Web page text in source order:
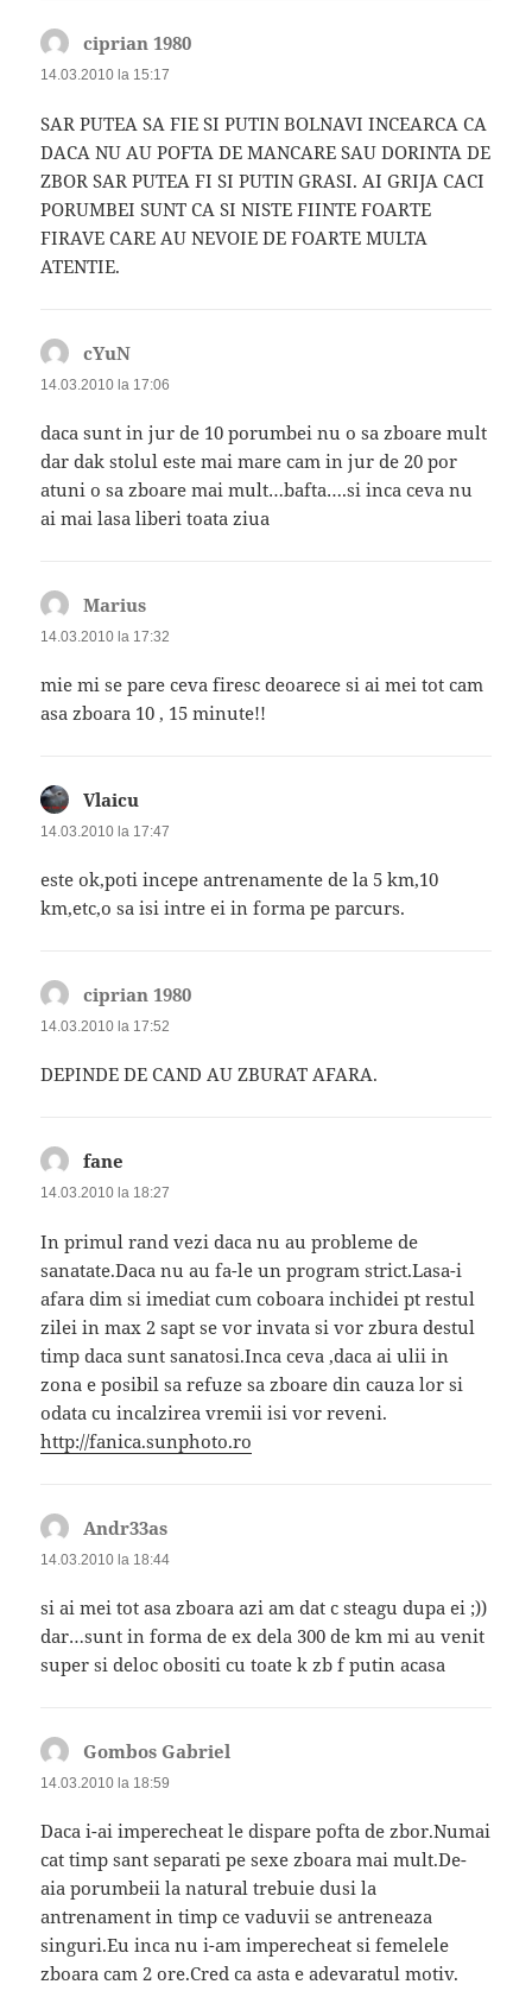
ciprian 1980
14.03.2010 la 15:17
SAR PUTEA SA FIE SI PUTIN BOLNAVI INCEARCA CA
DACA NU AU POFTA DE MANCARE SAU DORINTA DE
ZBOR SAR PUTEA FI SI PUTIN GRASI. AI GRIJA CACI
PORUMBEI SUNT CA SI NISTE FIINTE FOARTE
FIRAVE CARE AU NEVOIE DE FOARTE MULTA
ATENTIE.
cYuN
14.03.2010 la 17:06
daca sunt in jur de 10 porumbei nu o sa zboare mult
dar dak stolul este mai mare cam in jur de 20 por
atuni o sa zboare mai mult…bafta….si inca ceva nu
ai mai lasa liberi toata ziua
Marius
14.03.2010 la 17:32
mie mi se pare ceva firesc deoarece si ai mei tot cam
asa zboara 10 , 15 minute!!
Vlaicu
14.03.2010 la 17:47
este ok,poti incepe antrenamente de la 5 km,10
km,etc,o sa isi intre ei in forma pe parcurs.
ciprian 1980
14.03.2010 la 17:52
DEPINDE DE CAND AU ZBURAT AFARA.
fane
14.03.2010 la 18:27
In primul rand vezi daca nu au probleme de
sanatate.Daca nu au fa-le un program strict.Lasa-i
afara dim si imediat cum coboara inchidei pt restul
zilei in max 2 sapt se vor invata si vor zbura destul
timp daca sunt sanatosi.Inca ceva ,daca ai ulii in
zona e posibil sa refuze sa zboare din cauza lor si
odata cu incalzirea vremii isi vor reveni.
http://fanica.sunphoto.ro
Andr33as
14.03.2010 la 18:44
si ai mei tot asa zboara azi am dat c steagu dupa ei ;))
dar…sunt in forma de ex dela 300 de km mi au venit
super si deloc obositi cu toate k zb f putin acasa
Gombos Gabriel
14.03.2010 la 18:59
Daca i-ai imperecheat le dispare pofta de zbor.Numai
cat timp sant separati pe sexe zboara mai mult.De-
aia porumbeii la natural trebuie dusi la
antrenament in timp ce vaduvii se antreneaza
singuri.Eu inca nu i-am imperecheat si femelele
zboara cam 2 ore.Cred ca asta e adevaratul motiv.